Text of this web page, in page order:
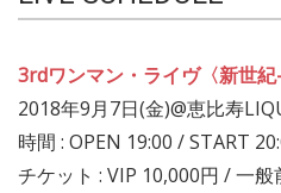
3rdワンマン・ライヴ〈新世紀
2018年9月7日(金)@恵比寿
時間 : OPEN 19:00 / START
チケット : VIP 10,000円 / 一般